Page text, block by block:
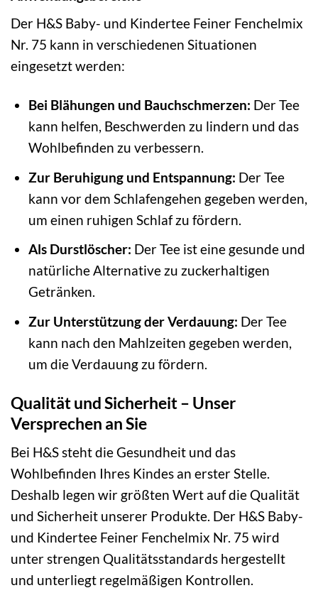
Der H&S Baby- und Kindertee Feiner Fenchelmix
Nr. 75 kann in verschiedenen Situationen
eingesetzt werden:
Bei Blähungen und Bauchschmerzen: Der Tee
kann helfen, Beschwerden zu lindern und das
Wohlbefinden zu verbessern.
Zur Beruhigung und Entspannung: Der Tee
kann vor dem Schlafengehen gegeben werden,
um einen ruhigen Schlaf zu fördern.
Als Durstlöscher: Der Tee ist eine gesunde und
natürliche Alternative zu zuckerhaltigen
Getränken.
Zur Unterstützung der Verdauung: Der Tee
kann nach den Mahlzeiten gegeben werden,
um die Verdauung zu fördern.
Qualität und Sicherheit – Unser
Versprechen an Sie
Bei H&S steht die Gesundheit und das
Wohlbefinden Ihres Kindes an erster Stelle.
Deshalb legen wir größten Wert auf die Qualität
und Sicherheit unserer Produkte. Der H&S Baby-
und Kindertee Feiner Fenchelmix Nr. 75 wird
unter strengen Qualitätsstandards hergestellt
und unterliegt regelmäßigen Kontrollen.